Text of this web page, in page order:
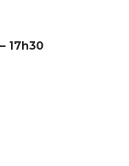
17h30